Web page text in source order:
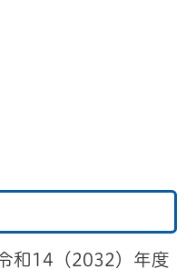
和14（2032）年度